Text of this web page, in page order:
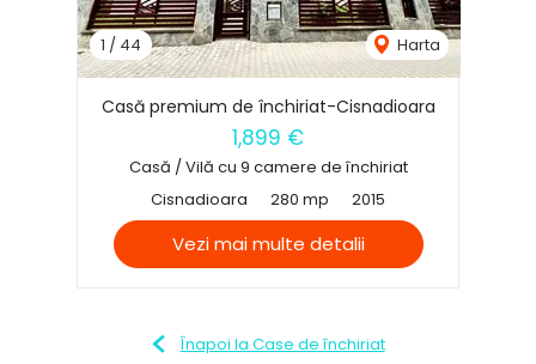
1 / 44 Harta
Casă premium de închiriat-Cisnadioara
1,899 €
Casă / Vilă cu 9 camere de închiriat
Cisnadioara
280 mp 2015
Vezi mai multe detalii
Înapoi la Case de închiriat